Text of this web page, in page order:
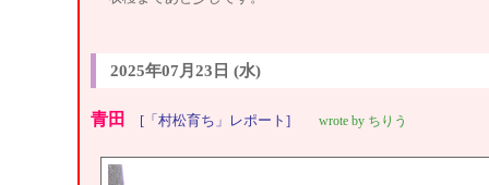
2025年07月23日 (水)
青田 [「村松育ち」レポート] wrote by ちりう